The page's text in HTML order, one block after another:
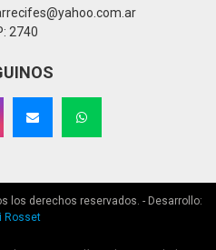
2740
los derechos reservados. - Desarrollo:
Rosset